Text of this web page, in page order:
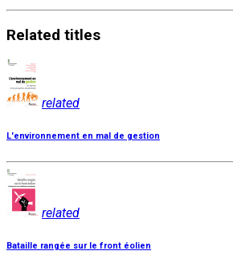
Related titles
related
L'environnement en mal de gestion
related
Bataille rangée sur le front éolien